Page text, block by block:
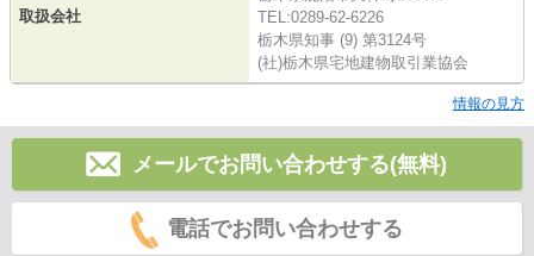
取扱会社
TEL:0289-62-6226
栃木県知事 (9) 第3124号
(社)栃木県宅地建物取引業協会
情報の見方
メールでお問い合わせする(無料)
電話でお問い合わせする